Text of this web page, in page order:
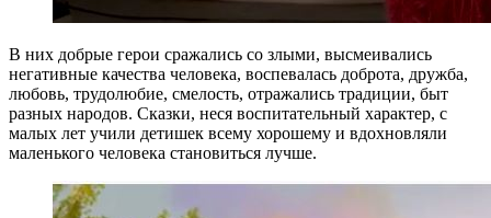
В них добрые герои сражались со злыми, высмеивались
негативные качества человека, воспевалась доброта, дружба,
любовь, трудолюбие, смелость, отражались традиции, быт
разных народов. Сказки, неся воспитательный характер, с
малых лет учили детишек всему хорошему и вдохновляли
маленького человека становиться лучше.